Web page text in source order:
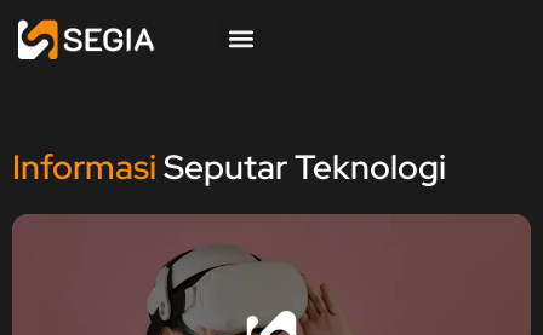
InformasiSeputar Teknologi